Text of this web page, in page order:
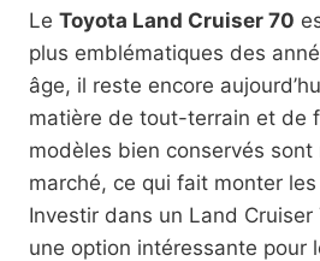
Le Toyota Land Cruiser 70
plus emblématiques des
âge, il reste encore
matière de tout-terrain et de
modèles bien conservés sont
marché, ce qui fait monter
Investir dans un Land
une option intéressante pour